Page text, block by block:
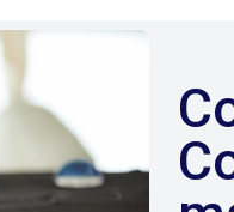
Conducteur /